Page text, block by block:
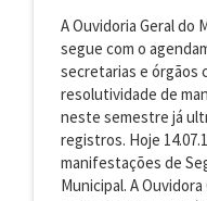
A Ouvidoria Geral do
segue com o
secretarias e órgãos
resolutividade de
neste semestre já
registros. Hoje
manifestações de
Municipal. A